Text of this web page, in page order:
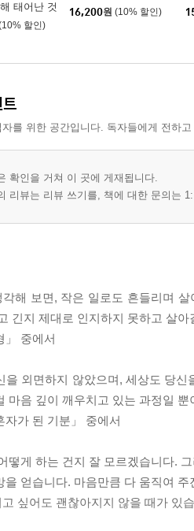
태어난 것
할인)
16,200원 (10% 할인)
를 위한 공간입니다. 독자들에게 전하
확인을 거쳐 이 곳에 게재됩니다.
리뷰는 리뷰 쓰기를, 책에 대한 문의는
각해 보면, 작은 일로도 흔들리며
긴지 제대로 인지하지 못하고 살
」 중에서
을 외면하지 않았으며, 세상도 당
마음 깊이 깨우치고 있는 과정일 뿐
자가 된 기분」 중에서
떻게 하는 건지 잘 모르겠습니다.
을 얻습니다. 마음만큼 다 움직여
싶어도 괜찮아지지 않을 때가 있